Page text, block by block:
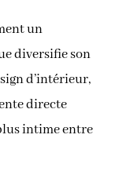
un
diversifie son
d’intérieur,
directe
intime entre